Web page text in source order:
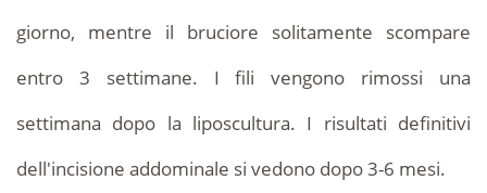
giorno, mentre il bruciore solitamente scompare
entro 3 settimane. I fili vengono rimossi una
settimana dopo la liposcultura. I risultati definitivi
dell'incisione addominale si vedono dopo 3-6 mesi.